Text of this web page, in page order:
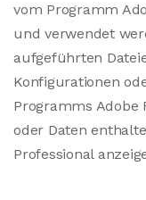
vom Programm
und verwendet
aufgeführten
Konfigurationen
Programms Adobe
oder Daten
Professional